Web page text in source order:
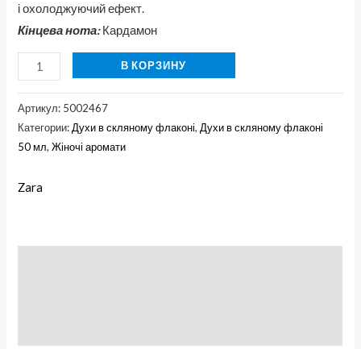
і охолоджуючий ефект.
Кінцева нота:Кардамон
В КОРЗИНУ
Артикул: 5002467
Категории:Духи в скляному флаконі,Духи в скляному флаконі
50 мл,Жіночі аромати
Zara